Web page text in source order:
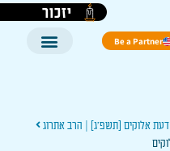
יזכור
Be a Partner
דעת אלוקים [תשפ'ג] | הרב אתרוג